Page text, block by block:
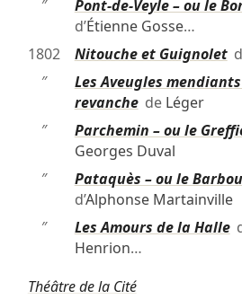
″
Pont-de-Veyle – ou le
d’Étienne Gosse…
1802
Nitouche et Guignolet
″
Les Aveugles
revanchede Léger
″
Parchemin – ou le
Georges Duval
″
Pataquès – ou le
d’Alphonse Martainville
″
Les Amours de la Halle
Henrion…
Théâtre de la Cité